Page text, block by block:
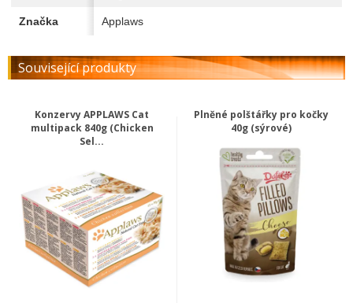
Značka Applaws
Související produkty
Konzervy APPLAWS Cat
multipack 840g (Chicken
Sel...
Plněné polštářky pro kočky
40g (sýrové)